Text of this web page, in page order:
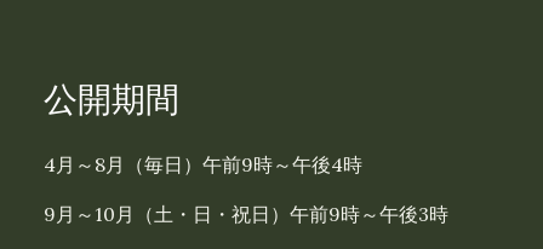
公開期間
4月～8月（毎日）午前9時～午後4時
9月～10月（土・日・祝日）午前9時～午後3時